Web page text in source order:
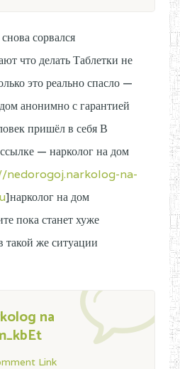
сорвался
что делать Таблетки не
это реально спасло —
анонимно с гарантией
пришёл в себя В
— нарколог на дом
nedorogoj.narkolog-na-
]нарколог на дом
пока станет хуже
такой же ситуации
na
Link